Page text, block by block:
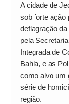
A cidade de
sob forte ação
deflagração da
pela
Integrada de
Bahia, e as
como alvo um
série de
região.